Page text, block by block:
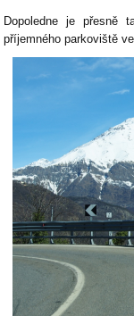
Dopoledne je přesně
příjemného parkoviště